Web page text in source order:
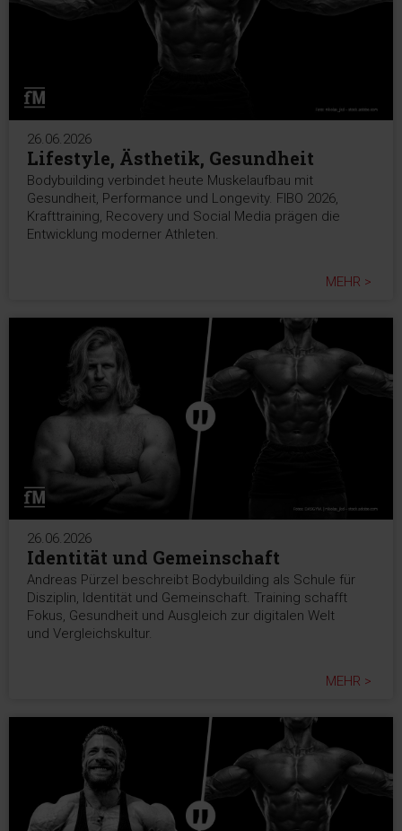
26.06.2026
Lifestyle, Ästhetik, Gesundheit
Bodybuilding verbindet heute Muskelaufbau mit
Gesundheit, Performance und Longevity. FIBO 2026,
Krafttraining, Recovery und Social Media prägen die
Entwicklung moderner Athleten.
MEHR >
26.06.2026
Identität und Gemeinschaft
Andreas Pürzel beschreibt Bodybuilding als Schule für
Disziplin, Identität und Gemeinschaft. Training schafft
Fokus, Gesundheit und Ausgleich zur digitalen Welt
und Vergleichskultur.
MEHR >